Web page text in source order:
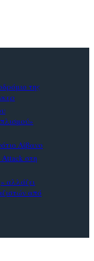
της
Λίβανο
Attack στη
αλλάζει
από